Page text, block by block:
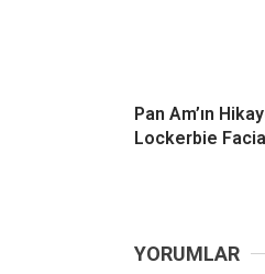
Pan Am’ın
Lockerbie
YORUMLAR